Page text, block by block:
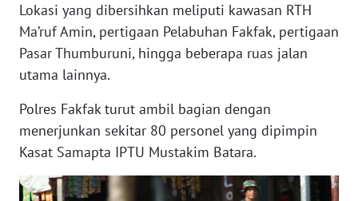
Lokasi yang dibersihkan meliputi kawasan RTH
Ma’ruf Amin, pertigaan Pelabuhan Fakfak, pertigaan
Pasar Thumburuni, hingga beberapa ruas jalan
utama lainnya.
Polres Fakfak turut ambil bagian dengan
menerjunkan sekitar 80 personel yang dipimpin
Kasat Samapta IPTU Mustakim Batara.
WN
JAKARTA
WN
WN
BANTEN
WN